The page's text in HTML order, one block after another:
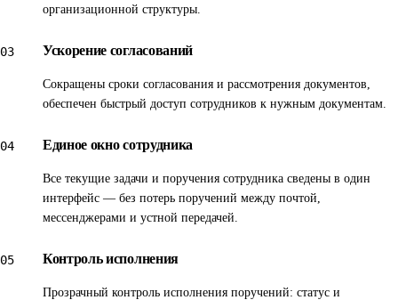
позволило наиболее полно учесть потребности компании
По итогам реализации проекта мы получили:
систематизированное хранилище документов компании с
функциям системы; регламентированные требования к
шаблонам документов и процессам их обработки;
документов и их передачи в работу; «единое окно» всех
задач и поручений сотрудника; контроль исполнения
организационной структуры.
03 Ускорение согласований
Сокращены сроки согласования и рассмотрения документов,
обеспечен быстрый доступ сотрудников к нужным документам.
04 Единое окно сотрудника
Все текущие задачи и поручения сотрудника сведены в один
интерфейс — без потерь поручений между почтой,
мессенджерами и устной передачей.
05 Контроль исполнения
Прозрачный контроль исполнения поручений: статус и